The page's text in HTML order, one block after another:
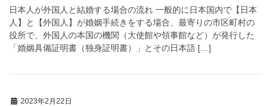
日本人が外国人と結婚する場合の流れ 一般的に日本国内で【日本
人】と【外国人】が婚姻手続きをする場合、最寄りの市区町村の
役所で、外国人の本国の機関（大使館や領事館など）が発行した
「婚姻具備証明書（独身証明書）」とその日本語 […]
2023年2月22日